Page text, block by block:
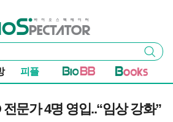
스펙테이터
검색
피플
문가 4명 영입..“임상 강화”